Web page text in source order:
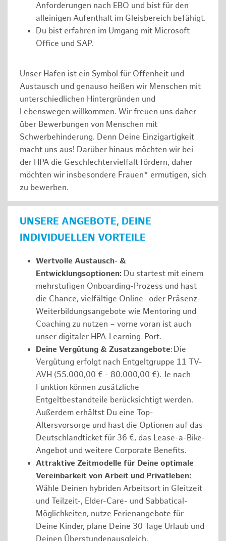
Anforderungen nach EBO und bist für den
alleinigen Aufenthalt im Gleisbereich befähigt.
Du bist erfahren im Umgang mit Microsoft
Office und SAP.
Unser Hafen ist ein Symbol für Offenheit und
Austausch und genauso heißen wir Menschen mit
unterschiedlichen Hintergründen und
Lebenswegen willkommen. Wir freuen uns daher
über Bewerbungen von Menschen mit
Schwerbehinderung. Denn Deine Einzigartigkeit
macht uns aus! Darüber hinaus möchten wir bei
der HPA die Geschlechtervielfalt fördern, daher
möchten wir insbesondere Frauen* ermutigen, sich
zu bewerben.
UNSERE ANGEBOTE, DEINE
INDIVIDUELLEN VORTEILE
Wertvolle Austausch- &
Entwicklungsoptionen: Du startest mit einem
mehrstufigen Onboarding-Prozess und hast
die Chance, vielfältige Online- oder Präsenz-
Weiterbildungsangebote wie Mentoring und
Coaching zu nutzen – vorne voran ist auch
unser digitaler HPA-Learning-Port.
Deine Vergütung & Zusatzangebote: Die
Vergütung erfolgt nach Entgeltgruppe 11 TV-
AVH (55.000,00 € - 80.000,00 €). Je nach
Funktion können zusätzliche
Entgeltbestandteile berücksichtigt werden.
Außerdem erhältst Du eine Top-
Altersvorsorge und hast die Optionen auf das
Deutschlandticket für 36 €, das Lease-a-Bike-
Angebot und weitere Corporate Benefits.
Attraktive Zeitmodelle für Deine optimale
Vereinbarkeit von Arbeit und Privatleben:
Wähle Deinen hybriden Arbeitsort in Gleitzeit
und Teilzeit-, Elder-Care- und Sabbatical-
Möglichkeiten, nutze Ferienangebote für
Deine Kinder, plane Deine 30 Tage Urlaub und
Deinen Überstundenausgleich.